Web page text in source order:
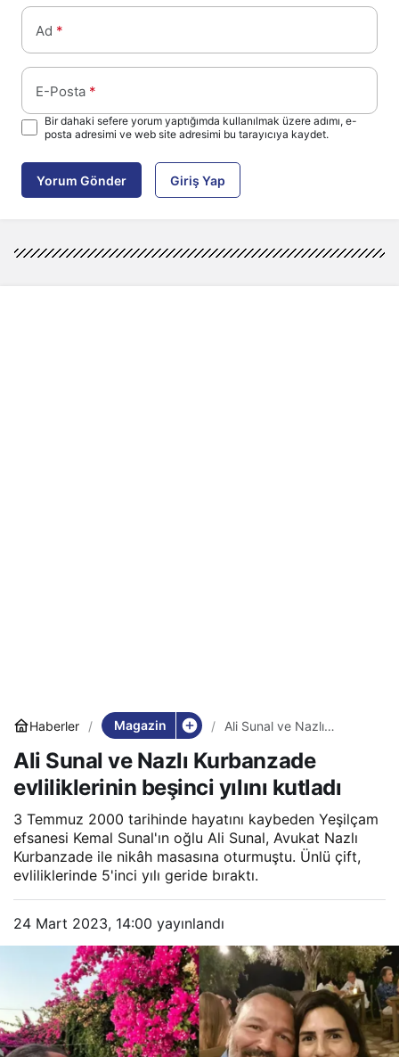
Ad *
E-Posta *
Bir dahaki sefere yorum yaptığımda kullanılmak üzere adımı, e-
posta adresimi ve web site adresimi bu tarayıcıya kaydet.
Yorum Gönder Giriş Yap
Haberler Magazin
Ali Sunal ve Nazlı
beşinci yılını kutladı
Ali Sunal ve Nazlı Kurbanzade
evliliklerinin beşinci yılını kutladı
3 Temmuz 2000 tarihinde hayatını kaybeden Yeşilçam
efsanesi Kemal Sunal'ın oğlu Ali Sunal, Avukat Nazlı
Kurbanzade ile nikâh masasına oturmuştu. Ünlü çift,
evliliklerinde 5'inci yılı geride bıraktı.
24 Mart 2023, 14:00 yayınlandı